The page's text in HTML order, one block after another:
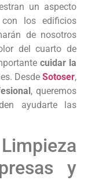
un aspecto
los edificios
de nosotros
del cuarto de
cuidar la
Desde Sotoser,
, queremos
ayudarte las
y